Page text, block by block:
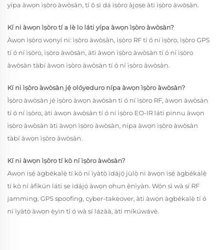
yípa àwọn ìṣòro àwòsàn, tí ó sì dá ìṣòro àjọṣe àti ìṣòro àwòsàn.
Kí ni àwọn ìṣòro tí a lè lo láti yípa àwọn ìṣòro àwòsàn?
Àwọn ìṣòro wọnyí ni: ìṣòro àwòsàn, ìṣòro RF tí ó ní ìṣòro, ìṣòro GPS
tí ó ní ìṣòro, ìṣòro àwòsàn, àti àwọn ìṣòro àwòsàn tí ó ní ìṣòro
àwòsàn tàbí àwọn ìṣòro àwòsàn tí ó ní ìṣòro àwòsàn.
Kí ni ìṣòro àwòsàn jẹ́ olóyeduro nípa àwọn ìṣòro àwòsàn?
Ìṣòro àwòsàn jẹ́ ìṣòro àwọn àwòsàn tí ó ní ìṣòro RF, àwọn àwòsàn
tí ó ní ìṣòro, àti àwọn àwòsàn tí ó ní ìṣòro EO-IR láti pinnu àwọn
ìṣòro àwòsàn àti àwọn ìṣòro àwòsàn, nípa àwọn ìṣòro àwòsàn
tàbí àwọn ìṣòro àwòsàn.
Kí ni àwọn ìṣòro tí kò ní ìṣòro àwòsàn?
Awọn iṣẹ́ àgbékalẹ̀ tí kò ní ìyàtọ̀ ìdájọ́ jùlọ̀ ni àwọn ìṣẹ́ àgbékalẹ̀
tí kò ní àfikún láti ṣe ìdájọ́ àwọn ohun ènìyàn. Wọ́n sì wà sí RF
jamming, GPS spoofing, cyber-takeover, àti àwọn àgbékalẹ̀ tí ó
ní ìyàtọ̀ àwọn ẹ̀yìn tí ó wà sí lázàà, àti míkúwávè.